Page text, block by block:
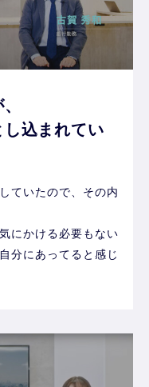
込まれてい
ていたので、その内
にかける必要もない
分にあってると感じ